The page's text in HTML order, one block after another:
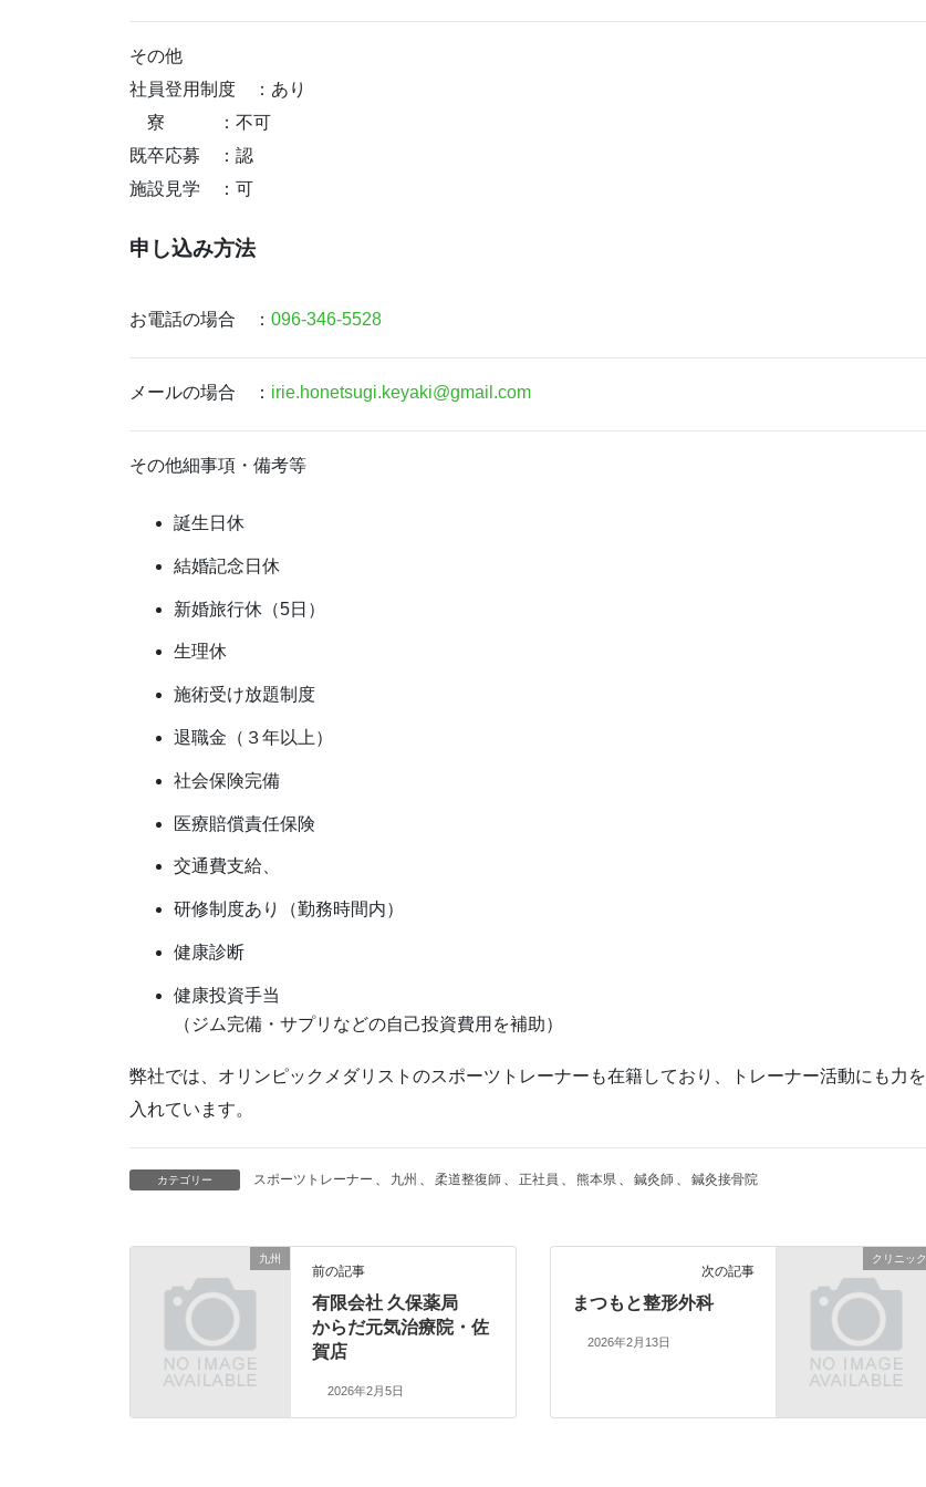
その他
社員登用制度 ：あり
寮 ：不可
既卒応募 ：認
施設見学 ：可
申し込み方法
お電話の場合 ： 096-346-5528
メールの場合 ： irie.honetsugi.keyaki@gmail.com
その他細事項・備考等
誕生日休
結婚記念日休
新婚旅行休（5日）
生理休
施術受け放題制度
退職金（３年以上）
社会保険完備
医療賠償責任保険
交通費支給、
研修制度あり（勤務時間内）
健康診断
健康投資手当
（ジム完備・サプリなどの自己投資費用を補助）
弊社では、オリンピックメダリストのスポーツトレーナーも在籍しており、トレーナー活動にも力を
入れています。
カテゴリー スポーツトレーナー 、 九州 、 柔道整復師 、 正社員 、 熊本県 、 鍼灸師 、 鍼灸接骨院
九州
前の記事
有限会社 久保薬局
からだ元気治療院・佐
賀店
2026年2月5日
クリニック
次の記事
まつもと整形外科
2026年2月13日